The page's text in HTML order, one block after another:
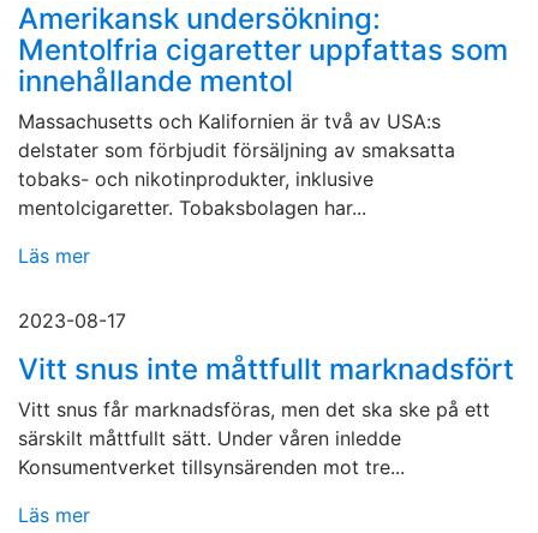
Amerikansk undersökning:
Mentolfria cigaretter uppfattas som
innehållande mentol
Massachusetts och Kalifornien är två av USA:s
delstater som förbjudit försäljning av smaksatta
tobaks- och nikotinprodukter, inklusive
mentolcigaretter. Tobaksbolagen har...
Läs mer
2023-08-17
Vitt snus inte måttfullt marknadsfört
Vitt snus får marknadsföras, men det ska ske på ett
särskilt måttfullt sätt. Under våren inledde
Konsumentverket tillsynsärenden mot tre...
Läs mer